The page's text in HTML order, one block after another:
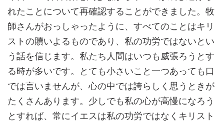
れたことについて再確認することができました。牧
師さんがおっしゃったように、すべてのことはキリ
ストの贖いよるものであり、私の功労ではないとい
う話を信じます。私たち人間はいつも威張ろうとす
る時が多いです。とても小さいこと一つあっても口
では言いませんが、心の中では誇らしく思うときが
たくさんあります。少しでも私の心が高慢になろう
とすれば、常にイエスは私の功労ではなくキリスト